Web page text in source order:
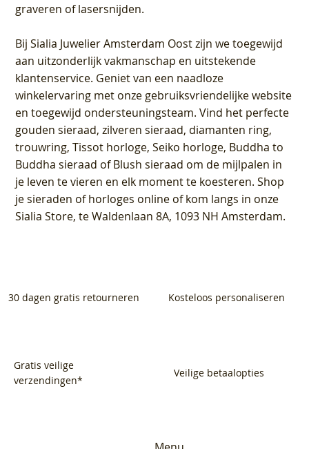
graveren of lasersnijden.
BijSialia Juwelier Amsterdam Oostzijn we toegewijd
aan uitzonderlijk vakmanschap en uitstekende
klantenservice. Geniet van een naadloze
winkelervaring met onze gebruiksvriendelijke website
en toegewijd ondersteuningsteam. Vind het perfecte
gouden sieraad, zilveren sieraad, diamanten ring,
trouwring, Tissot horloge, Seiko horloge, Buddha to
Buddha sieraad of Blush sieraad om de mijlpalen in
je leven te vieren en elk moment te koesteren. Shop
je sieraden of horloges online of kom langs in onze
Sialia Store, te Waldenlaan 8A, 1093 NH Amsterdam.
30 dagen gratis retourneren Kosteloos personaliseren
Gratis veilige
verzendingen*
Veilige betaalopties